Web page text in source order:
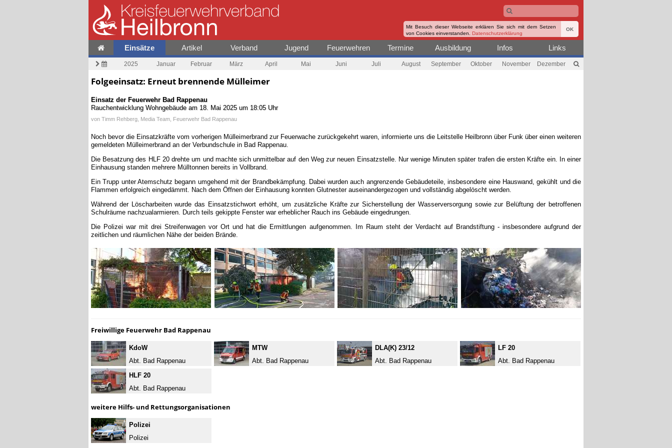
Mit Besuch dieser Webseite erklären Sie sich mit dem Setzen
von Cookies einverstanden. Datenschutzerklärung
OK
Einsätze Artikel Verband Jugend Feuerwehren Termine Ausbildung Infos Links
2025 Januar Februar März April Mai Juni Juli August September Oktober November Dezember
Folgeeinsatz: Erneut brennende Mülleimer
Einsatz der FeuerwehrBad Rappenau
Rauchentwicklung Wohngebäude am 18. Mai 2025 um 18:05 Uhr
von Timm Rehberg, Media Team, Feuerwehr Bad Rappenau
Noch bevor die Einsatzkräfte vom vorherigen Mülleimerbrand zur Feuerwache zurückgekehrt waren, informierte uns die Leitstelle Heilbronn über Funk über einen weiteren
gemeldeten Mülleimerbrand an der Verbundschule in Bad Rappenau.
Die Besatzung des HLF 20 drehte um und machte sich unmittelbar auf den Weg zur neuen Einsatzstelle. Nur wenige Minuten später trafen die ersten Kräfte ein. In einer
Einhausung standen mehrere Mülltonnen bereits in Vollbrand.
Ein Trupp unter Atemschutz begann umgehend mit der Brandbekämpfung. Dabei wurden auch angrenzende Gebäudeteile, insbesondere eine Hauswand, gekühlt und die
Flammen erfolgreich eingedämmt. Nach dem Öffnen der Einhausung konnten Glutnester auseinandergezogen und vollständig abgelöscht werden.
Während der Löscharbeiten wurde das Einsatzstichwort erhöht, um zusätzliche Kräfte zur Sicherstellung der Wasserversorgung sowie zur Belüftung der betroffenen
Schulräume nachzualarmieren. Durch teils gekippte Fenster war erheblicher Rauch ins Gebäude eingedrungen.
Die Polizei war mit drei Streifenwagen vor Ort und hat die Ermittlungen aufgenommen. Im Raum steht der Verdacht auf Brandstiftung - insbesondere aufgrund der
zeitlichen und räumlichen Nähe der beiden Brände.
Freiwillige Feuerwehr Bad Rappenau
KdoW
Abt. Bad Rappenau
MTW
Abt. Bad Rappenau
DLA(K) 23/12
Abt. Bad Rappenau
LF 20
Abt. Bad Rappenau
HLF 20
Abt. Bad Rappenau
weitere Hilfs- und Rettungsorganisationen
Polizei
Polizei